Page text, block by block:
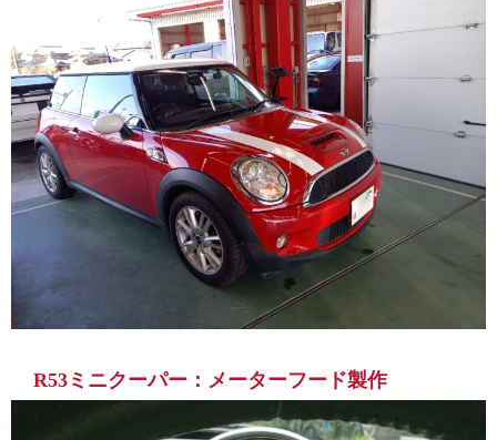
R53ミニクーパー：メーターフード製作